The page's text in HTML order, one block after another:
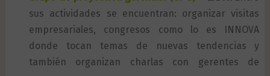
sus actividades se encuentran: organizar visitas
empresariales, congresos como lo es INNOVA
donde tocan temas de nuevas tendencias y
también organizan charlas con gerentes de